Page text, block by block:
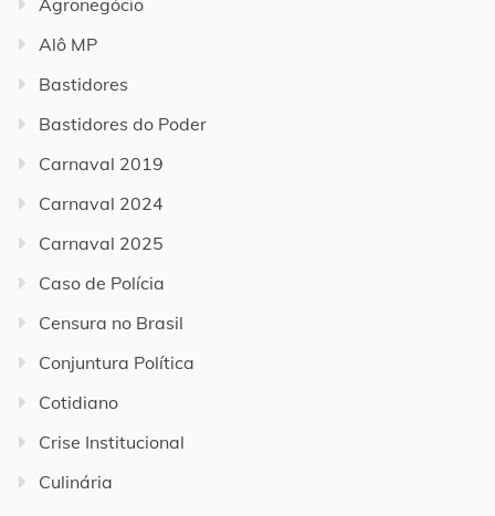
Agronegócio
Alô MP
Bastidores
Bastidores do Poder
Carnaval 2019
Carnaval 2024
Carnaval 2025
Caso de Polícia
Censura no Brasil
Conjuntura Política
Cotidiano
Crise Institucional
Culinária